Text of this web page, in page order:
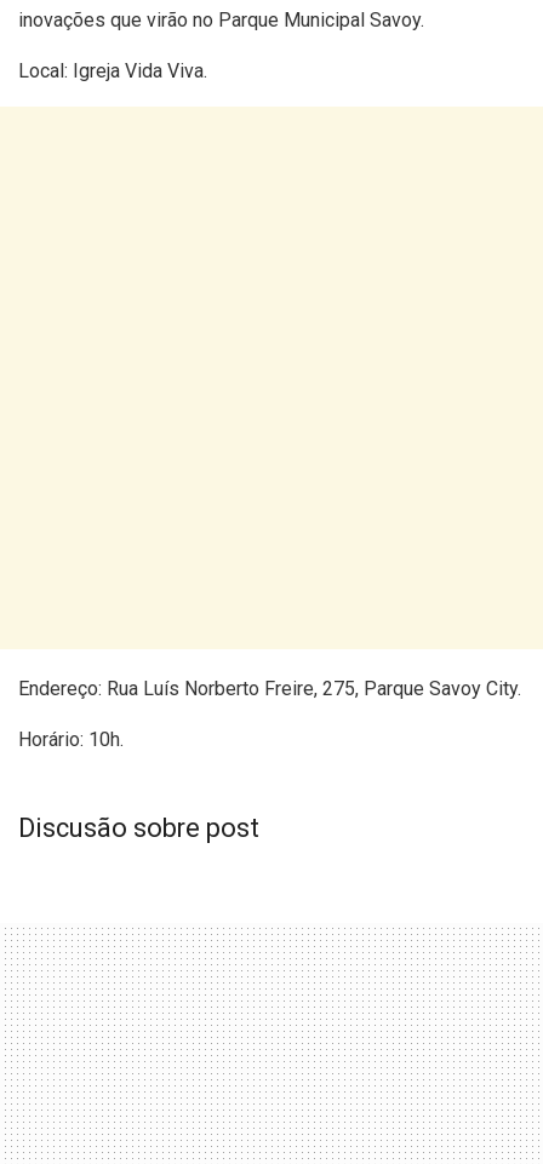
inovações que virão no Parque Municipal Savoy.
Local: Igreja Vida Viva.
Endereço: Rua Luís Norberto Freire, 275, Parque Savoy City.
Horário: 10h.
Discusão sobre post